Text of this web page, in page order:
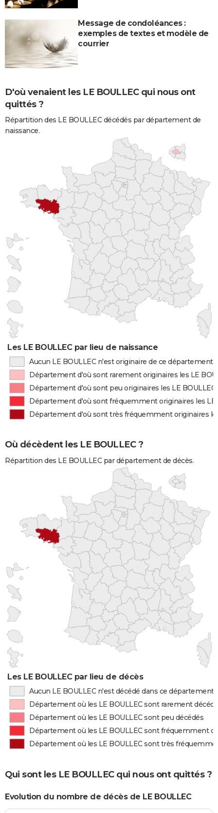
Message de condoléances :
exemples de textes et modèle de
courrier
D'où venaient les LE BOULLEC qui nous ont
quittés ?
Répartition des LE BOULLEC décédés par département de
naissance.
Les LE BOULLEC par lieu de naissance
Aucun LE BOULLEC n'est originaire de ce département
Département d'où sont rarement originaires les LE
Département d'où sont peu originaires les LE BOULLEC
Département d'où sont fréquemment originaires les LE
Département d'où sont très fréquemment originaires
Où décèdent les LE BOULLEC ?
Répartition des LE BOULLEC par département de décès.
Les LE BOULLEC par lieu de décès
Aucun LE BOULLEC n'est décédé dans ce département
Département où les LE BOULLEC sont rarement
Département où les LE BOULLEC sont peu décédés
Département où les LE BOULLEC sont fréquemment
Département où les LE BOULLEC sont très
Qui sont les LE BOULLEC qui nous ont quittés ?
Evolution du nombre de décès de LE BOULLEC